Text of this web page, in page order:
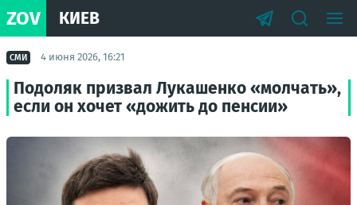
ZOV КИЕВ
СМИ 4 июня 2026, 16:21
Подоляк призвал Лукашенко «молчать»,
если он хочет «дожить до пенсии»